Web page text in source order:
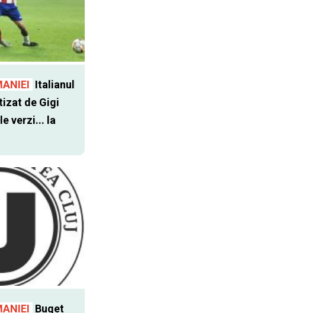
Italianul
de Gigi
verzi... la
Buget